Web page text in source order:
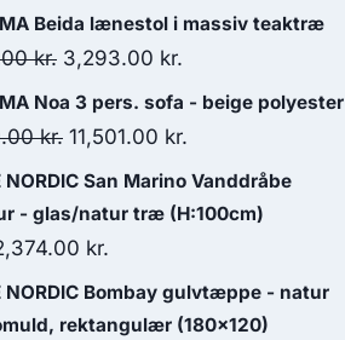
Beida lænestol i massiv teaktræ
kr. 3,293.00 kr.
Noa 3 pers. sofa - beige polyester
kr. 11,501.00 kr.
NORDIC San Marino Vanddråbe
- glas/natur træ (H:100cm)
kr.
NORDIC Bombay gulvtæppe - natur
rektangulær (180x120)